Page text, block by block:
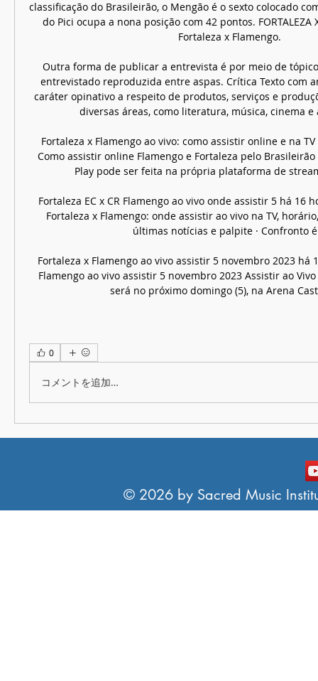
classificação do Brasileirão, o Mengão é o sexto colocado
do Pici ocupa a nona posição com 42 pontos. FORTALEZA
Fortaleza x Flamengo.
Outra forma de publicar a entrevista é por meio de
entrevistado reproduzida entre aspas. Crítica Texto com
caráter opinativo a respeito de produtos, serviços e
diversas áreas, como literatura, música, cinema
Fortaleza x Flamengo ao vivo: como assistir online e na
Como assistir online Flamengo e Fortaleza pelo
Play pode ser feita na própria plataforma de
Fortaleza EC x CR Flamengo ao vivo onde assistir 5 há
Fortaleza x Flamengo: onde assistir ao vivo na TV,
últimas notícias e palpite · Confronto é
Fortaleza x Flamengo ao vivo assistir 5 novembro 2023 há
Flamengo ao vivo assistir 5 novembro 2023 Assistir ao
será no próximo domingo (5), na Arena
0
コメントを追加…
© 2026 by Sacred Music